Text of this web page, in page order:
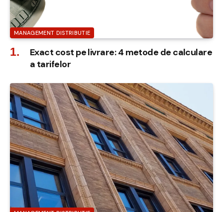
MANAGEMENT DISTRIBUTIE
Exact cost pe livrare: 4 metode de calculare
a tarifelor